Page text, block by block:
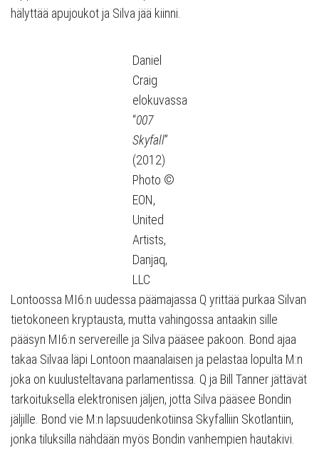
hälyttää apujoukot ja Silva jää kiinni.
Daniel
Craig
elokuvassa
“007
Skyfall”
(2012)
Photo ©
EON,
United
Artists,
Danjaq,
LLC
Lontoossa MI6:n uudessa päämajassa Q yrittää purkaa Silvan
tietokoneen kryptausta, mutta vahingossa antaakin sille
pääsyn MI6:n servereille ja Silva pääsee pakoon. Bond ajaa
takaa Silvaa läpi Lontoon maanalaisen ja pelastaa lopulta M:n
joka on kuulusteltavana parlamentissa. Q ja Bill Tanner jättävät
tarkoituksella elektronisen jäljen, jotta Silva pääsee Bondin
jäljille. Bond vie M:n lapsuudenkotiinsa Skyfalliin Skotlantiin,
jonka tiluksilla nähdään myös Bondin vanhempien hautakivi.